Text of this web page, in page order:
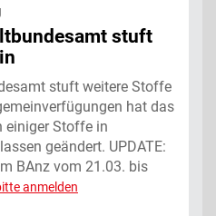
stuft
stuft weitere Stoffe
hat das
einiger Stoffe in
geändert. UPDATE:
BAnz vom 21.03. bis
anmelden